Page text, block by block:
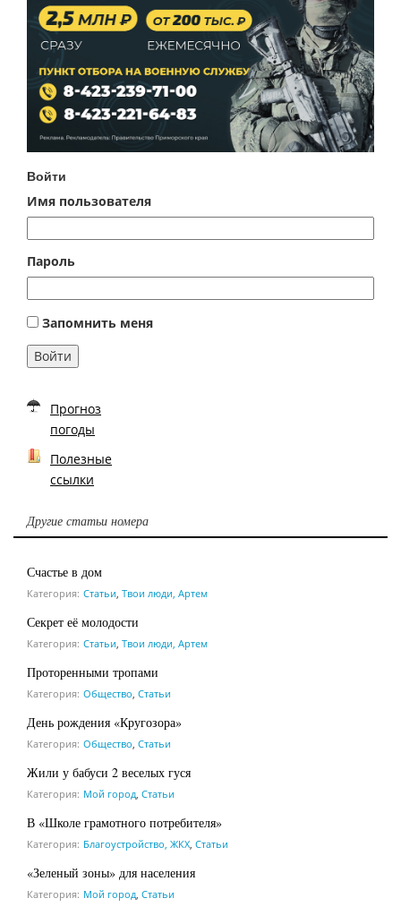
Войти
Имя пользователя
Пароль
Запомнить меня
Войти
Прогноз
погоды
Полезные
ссылки
Другие статьи номера
Счастье в дом
Категория: Статьи Твои люди, Артем
Секрет её молодости
Категория: Статьи Твои люди, Артем
Проторенными тропами
Категория: Общество Статьи
День рождения «Кругозора»
Категория: Общество Статьи
Жили у бабуси 2 веселых гуся
Категория: Мой город Статьи
В «Школе грамотного потребителя»
Категория: Благоустройство, ЖКХ Статьи
«Зеленый зоны» для населения
Категория: Мой город Статьи